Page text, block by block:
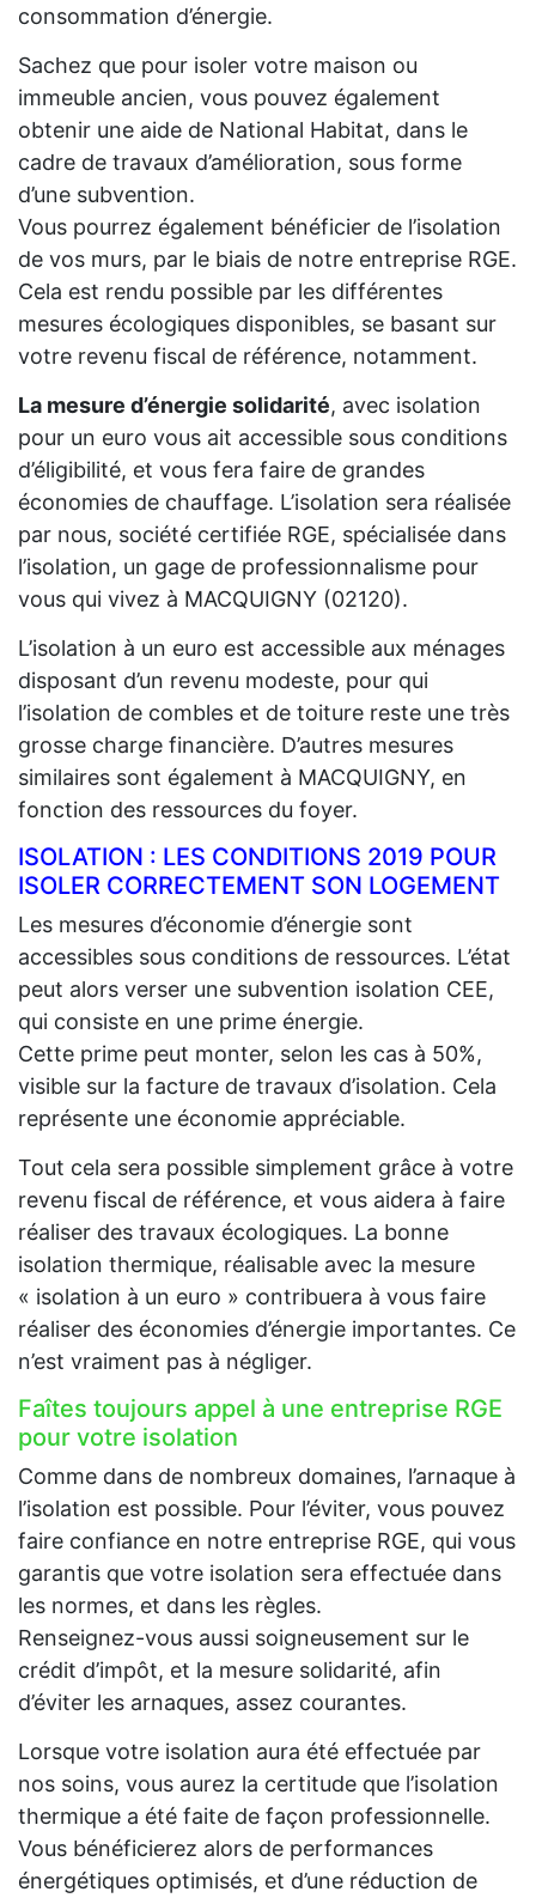
consommation d’énergie.
Sachez que pour isoler votre maison ou
immeuble ancien, vous pouvez également
obtenir une aide de National Habitat, dans le
cadre de travaux d’amélioration, sous forme
d’une subvention.
Vous pourrez également bénéficier de l’isolation
de vos murs, par le biais de notre entreprise RGE.
Cela est rendu possible par les différentes
mesures écologiques disponibles, se basant sur
votre revenu fiscal de référence, notamment.
La mesure d’énergie solidarité, avec isolation
pour un euro vous ait accessible sous conditions
d’éligibilité, et vous fera faire de grandes
économies de chauffage. L’isolation sera réalisée
par nous, société certifiée RGE, spécialisée dans
l’isolation, un gage de professionnalisme pour
vous qui vivez à MACQUIGNY (02120).
L’isolation à un euro est accessible aux ménages
disposant d’un revenu modeste, pour qui
l’isolation de combles et de toiture reste une très
grosse charge financière. D’autres mesures
similaires sont également à MACQUIGNY, en
fonction des ressources du foyer.
ISOLATION : LES CONDITIONS 2019 POUR
ISOLER CORRECTEMENT SON LOGEMENT
Les mesures d’économie d’énergie sont
accessibles sous conditions de ressources. L’état
peut alors verser une subvention isolation CEE,
qui consiste en une prime énergie.
Cette prime peut monter, selon les cas à 50%,
visible sur la facture de travaux d’isolation. Cela
représente une économie appréciable.
Tout cela sera possible simplement grâce à votre
revenu fiscal de référence, et vous aidera à faire
réaliser des travaux écologiques. La bonne
isolation thermique, réalisable avec la mesure
« isolation à un euro » contribuera à vous faire
réaliser des économies d’énergie importantes. Ce
n’est vraiment pas à négliger.
Faîtes toujours appel à une entreprise RGE
pour votre isolation
Comme dans de nombreux domaines, l’arnaque à
l’isolation est possible. Pour l’éviter, vous pouvez
faire confiance en notre entreprise RGE, qui vous
garantis que votre isolation sera effectuée dans
les normes, et dans les règles.
Renseignez-vous aussi soigneusement sur le
crédit d’impôt, et la mesure solidarité, afin
d’éviter les arnaques, assez courantes.
Lorsque votre isolation aura été effectuée par
nos soins, vous aurez la certitude que l’isolation
thermique a été faite de façon professionnelle.
Vous bénéficierez alors de performances
énergétiques optimisés, et d’une réduction de